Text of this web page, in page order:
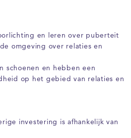
en leren over puberteit
omgeving over relaties en
schoenen en hebben een
op het gebied van relaties en
investering is afhankelijk van